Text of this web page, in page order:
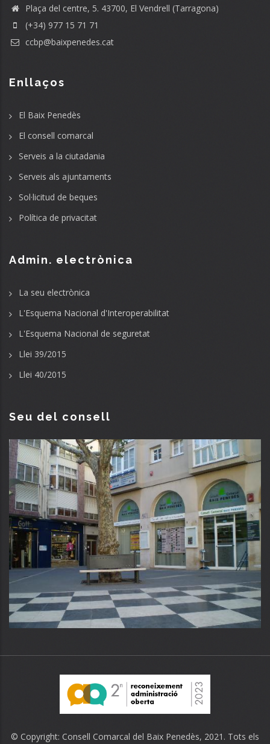
Plaça del centre, 5. 43700, El Vendrell (Tarragona)
(+34) 977 15 71 71
ccbp@baixpenedes.cat
Enllaços
El Baix Penedès
El consell comarcal
Serveis a la ciutadania
Serveis als ajuntaments
Sol·licitud de beques
Política de privacitat
Admin. electrònica
La seu electrònica
L'Esquema Nacional d'Interoperabilitat
L'Esquema Nacional de seguretat
Llei 39/2015
Llei 40/2015
Seu del consell
© Copyright: Consell Comarcal del Baix Penedès, 2021. Tots els